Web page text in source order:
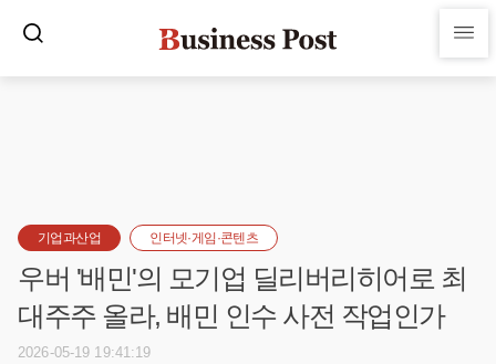
기업과산업 인터넷·게임·콘텐츠
우버 '배민'의 모기업 딜리버리히어로 최
대주주 올라, 배민 인수 사전 작업인가
2026-05-19 19:41:19